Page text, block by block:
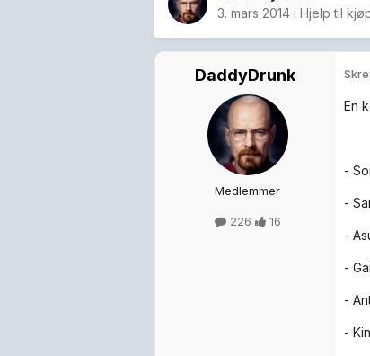
3. mars 2014 i Hjelp til
DaddyDrunk
Medlemmer
226 16
En
-
-
-
-
-
-